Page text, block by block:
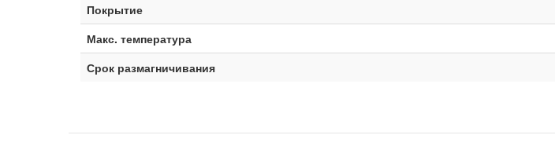
Покрытие
Макс. температура
Срок размагничивания